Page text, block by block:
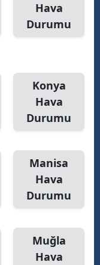
Hava
Durumu
Konya
Hava
Durumu
Manisa
Hava
Durumu
Muğla
Hava